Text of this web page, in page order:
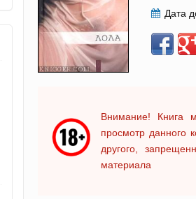
Дата
Внимание! Книга
просмотр данного
другого,
материала